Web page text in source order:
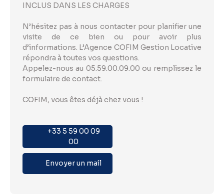
INCLUS DANS LES CHARGES
N’hésitez pas à nous contacter pour planifier une
visite de ce bien ou pour avoir plus
d’informations. L’Agence COFIM Gestion Locative
répondra à toutes vos questions.
Appelez-nous au 05.59.00.09.00 ou remplissez le
formulaire de contact.
COFIM, vous êtes déjà chez vous !
+33 5 59 00 09
00
Envoyer un mail